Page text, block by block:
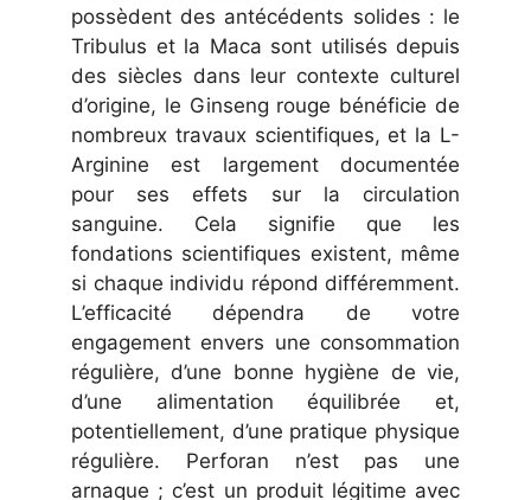
possèdent des antécédents solides : le
Tribulus et la Maca sont utilisés depuis
des siècles dans leur contexte culturel
d’origine, le Ginseng rouge bénéficie de
nombreux travaux scientifiques, et la L-
Arginine est largement documentée
pour ses effets sur la circulation
sanguine. Cela signifie que les
fondations scientifiques existent, même
si chaque individu répond différemment.
L’efficacité dépendra de votre
engagement envers une consommation
régulière, d’une bonne hygiène de vie,
d’une alimentation équilibrée et,
potentiellement, d’une pratique physique
régulière. Perforan n’est pas une
arnaque ; c’est un produit légitime avec